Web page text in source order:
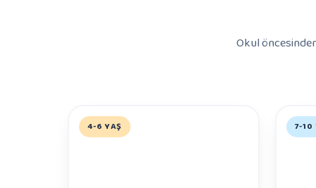
Okul
4-6 YAŞ 7-10